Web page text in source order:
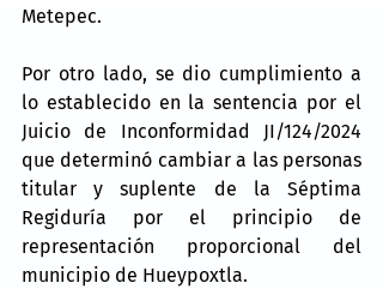
Metepec.
Por otro lado, se dio cumplimiento a
lo establecido en la sentencia por el
Juicio de Inconformidad JI/124/2024
que determinó cambiar a las personas
titular y suplente de la Séptima
Regiduría por el principio de
representación proporcional del
municipio de Hueypoxtla.